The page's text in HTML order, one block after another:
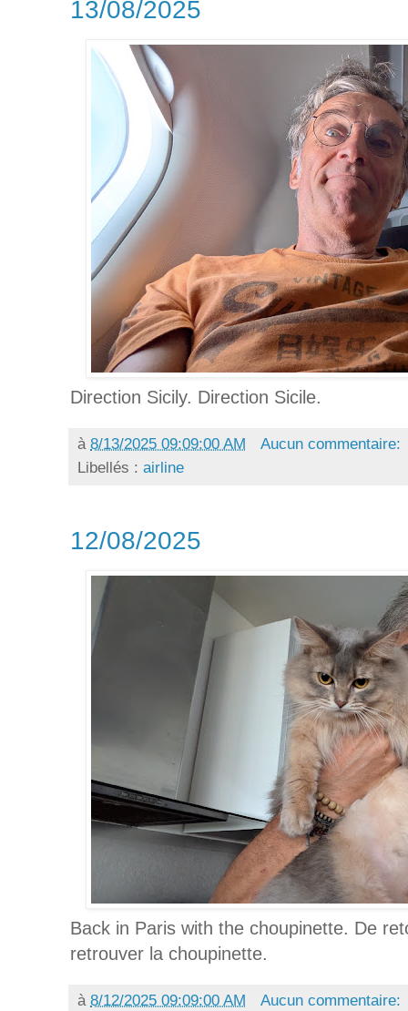
13/08/2025
Direction Sicily. Direction Sicile.
à 8/13/2025 09:09:00 AM
Aucun commentaire:
Libellés : airline
12/08/2025
Back in Paris with the choupinette. De
retrouver la choupinette.
à 8/12/2025 09:09:00 AM
Aucun commentaire: